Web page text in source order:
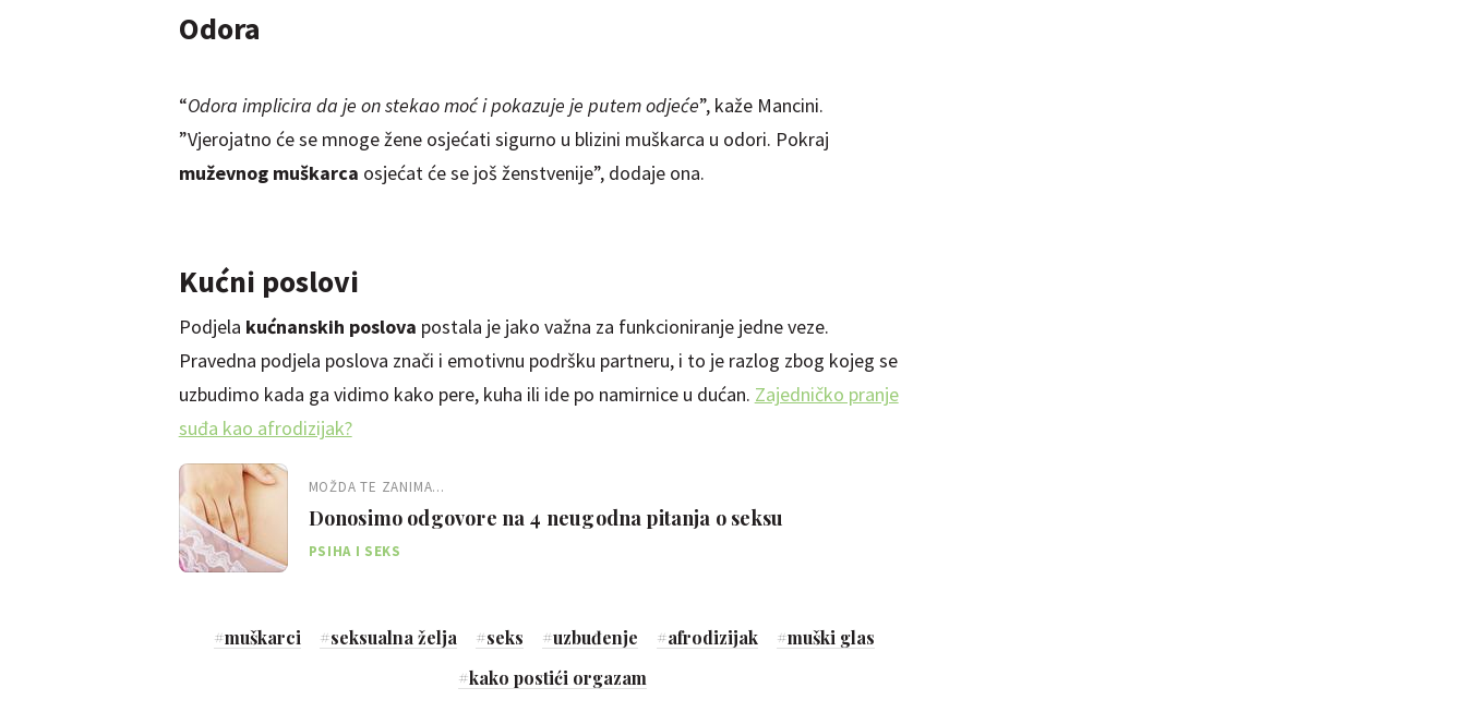
Odora
“Odora implicira da je on stekao moć i pokazuje je putem odjeće”, kaže Mancini.
”Vjerojatno će se mnoge žene osjećati sigurno u blizini muškarca u odori. Pokraj
muževnog muškarca osjećat će se još ženstvenije”, dodaje ona.
Kućni poslovi
Podjela kućnanskih poslova postala je jako važna za funkcioniranje jedne veze.
Pravedna podjela poslova znači i emotivnu podršku partneru, i to je razlog zbog kojeg se
uzbudimo kada ga vidimo kako pere, kuha ili ide po namirnice u dućan. Zajedničko pranje
suđa kao afrodizijak?
MOŽDA TE ZANIMA...
Donosimo odgovore na 4 neugodna pitanja o seksu
PSIHA I SEKS
#muškarci #seksualna želja #seks #uzbuđenje #afrodizijak #muški glas
#kako postići orgazam